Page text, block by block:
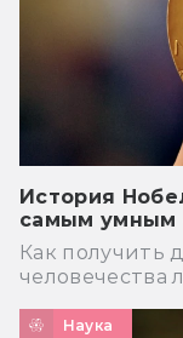
История
самым умным
Как получить
человечества
Наука